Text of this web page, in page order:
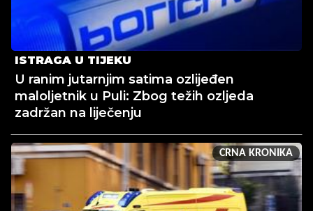
ISTRAGA U TIJEKU
U ranim jutarnjim satima ozlijeđen
maloljetnik u Puli: Zbog težih ozljeda
zadržan na liječenju
CRNA KRONIKA